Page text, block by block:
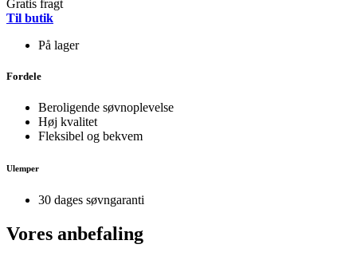
Gratis fragt
Til butik
På lager
Fordele
Beroligende søvnoplevelse
Høj kvalitet
Fleksibel og bekvem
Ulemper
30 dages søvngaranti
Vores anbefaling